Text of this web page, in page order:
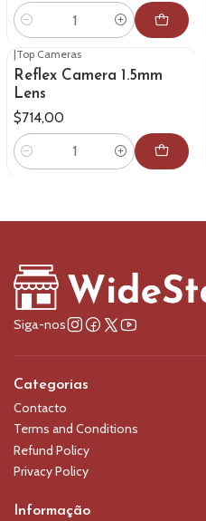
Quantidade
|Top Cameras
Reflex Camera 1.5mm
Lens
$714,00
Quantidade
Siga-nos
Categorias
Contacto
Terms and Conditions
Refund Policy
Privacy Policy
Informação